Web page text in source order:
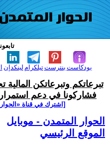
لينكدإن تيلكرامبنترست بودكاست
تبرعاتكم وتبرعاتكن
فشاركونا في دعم
[اشترك في قناة
الحوار المتمدن - موبايل
الموقع الرئيسي